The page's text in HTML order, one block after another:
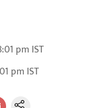
pm IST
pm IST